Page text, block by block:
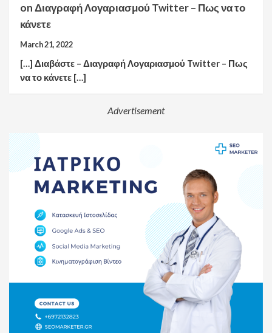
onΔιαγραφή Λογαριασμού Twitter – Πως να το
κάνετε
March 21, 2022
[…] Διαβάστε – Διαγραφή Λογαριασμού Twitter – Πως
να το κάνετε […]
Advertisement